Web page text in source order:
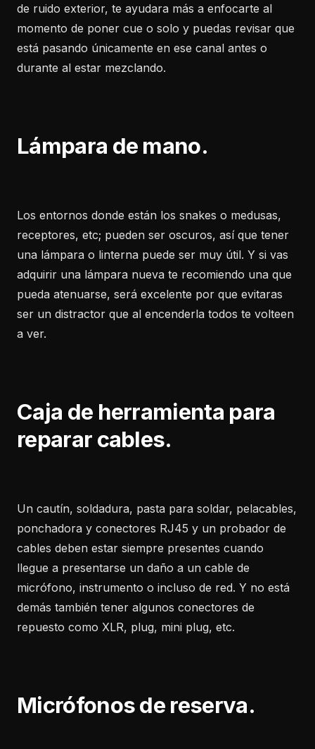
de ruido exterior, te ayudara más a enfocarte al
momento de poner cue o solo y puedas revisar que
está pasando únicamente en ese canal antes o
durante al estar mezclando.
Lámpara de mano.
Los entornos donde están los snakes o medusas,
receptores, etc; pueden ser oscuros, así que tener
una lámpara o linterna puede ser muy útil. Y si vas
adquirir una lámpara nueva te recomiendo una que
pueda atenuarse, será excelente por que evitaras
ser un distractor que al encenderla todos te volteen
a ver.
Caja de herramienta para
reparar cables.
Un cautín, soldadura, pasta para soldar, pelacables,
ponchadora y conectores RJ45 y un probador de
cables deben estar siempre presentes cuando
llegue a presentarse un daño a un cable de
micrófono, instrumento o incluso de red. Y no está
demás también tener algunos conectores de
repuesto como XLR, plug, mini plug, etc.
Micrófonos de reserva.